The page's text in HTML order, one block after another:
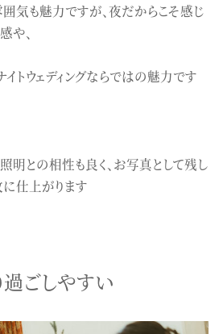
気も魅力ですが、夜だからこそ感じ
や、
トウェディングならではの魅力です
明との相性も良く、お写真として残し
仕上がります
過ごしやすい